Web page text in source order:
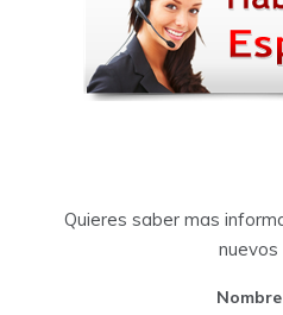
Quieres saber mas
nuevos
Nombre